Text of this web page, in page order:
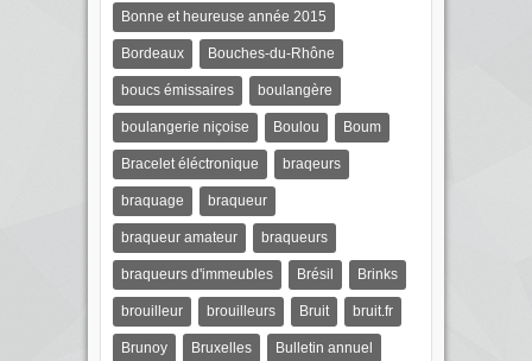
Bonne et heureuse année 2015
Bordeaux Bouches-du-Rhône
boucs émissaires boulangère
boulangerie niçoise Boulou Boum
Bracelet éléctronique braqeurs
braquage braqueur
braqueur amateur braqueurs
braqueurs d'immeubles Brésil Brinks
brouilleur brouilleurs Bruit bruit.fr
Brunoy Bruxelles Bulletin annuel